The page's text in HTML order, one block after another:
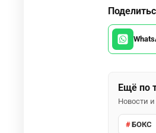
Ещё по
Новости
БОКС